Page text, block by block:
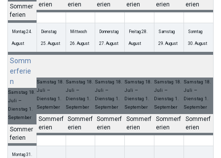
Sommer
ferien
erien
erien
erien
erien
erien
erien
Montag 24.
August
Somm
erferie
n
Samstag 18.
Juli –
Dienstag 1.
September
Sommer
ferien
Dienstag
25. August
Samstag 18.
Juli –
Dienstag 1.
September
Sommerf
erien
Mittwoch
26. August
Samstag 18.
Juli –
Dienstag 1.
September
Sommerf
erien
Donnerstag
27. August
Samstag 18.
Juli –
Dienstag 1.
September
Sommerf
erien
Freitag 28.
August
Samstag 18.
Juli –
Dienstag 1.
September
Sommerf
erien
Samstag
29. August
Samstag 18.
Juli –
Dienstag 1.
September
Sommerf
erien
Sonntag
30. August
Samstag 18.
Juli –
Dienstag 1.
September
Sommerf
erien
Montag 31.